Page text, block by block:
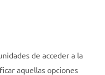
de acceder a la
aquellas opciones